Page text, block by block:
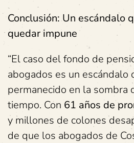
Conclusión: Un escándalo
quedar impune
“El caso del fondo de
abogados es un escándalo
permanecido en la sombra
tiempo. Con 61 años de
y millones de colones
de que los abogados de